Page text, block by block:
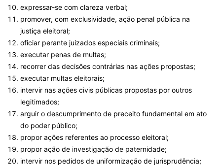
expressar-se com clareza verbal;
promover, com exclusividade, ação penal pública na
justiça eleitoral;
oficiar perante juizados especiais criminais;
executar penas de multas;
recorrer das decisões contrárias nas ações propostas;
executar multas eleitorais;
intervir nas ações civis públicas propostas por outros
legitimados;
arguir o descumprimento de preceito fundamental em ato
do poder público;
propor ações referentes ao processo eleitoral;
propor ação de investigação de paternidade;
intervir nos pedidos de uniformização de jurisprudência;